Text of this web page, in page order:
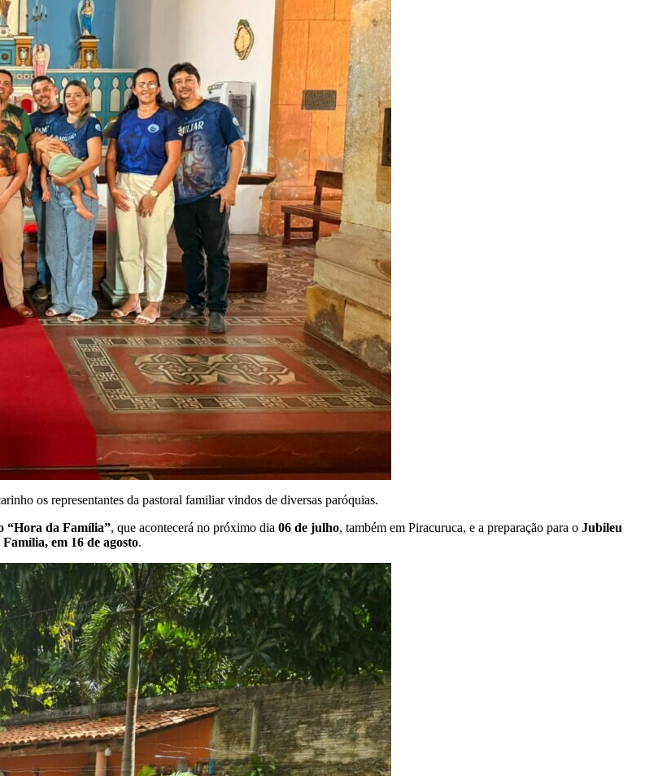
os representantes da pastoral familiar vindos de diversas paróquias.
“Hora da Família”, que acontecerá no próximo dia 06 de julho, também em Piracuruca, e a preparação para o Jubileu
em 16 de agosto.